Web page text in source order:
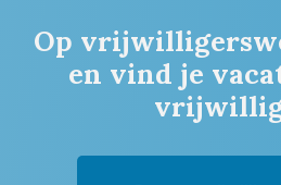
Op
en vind je